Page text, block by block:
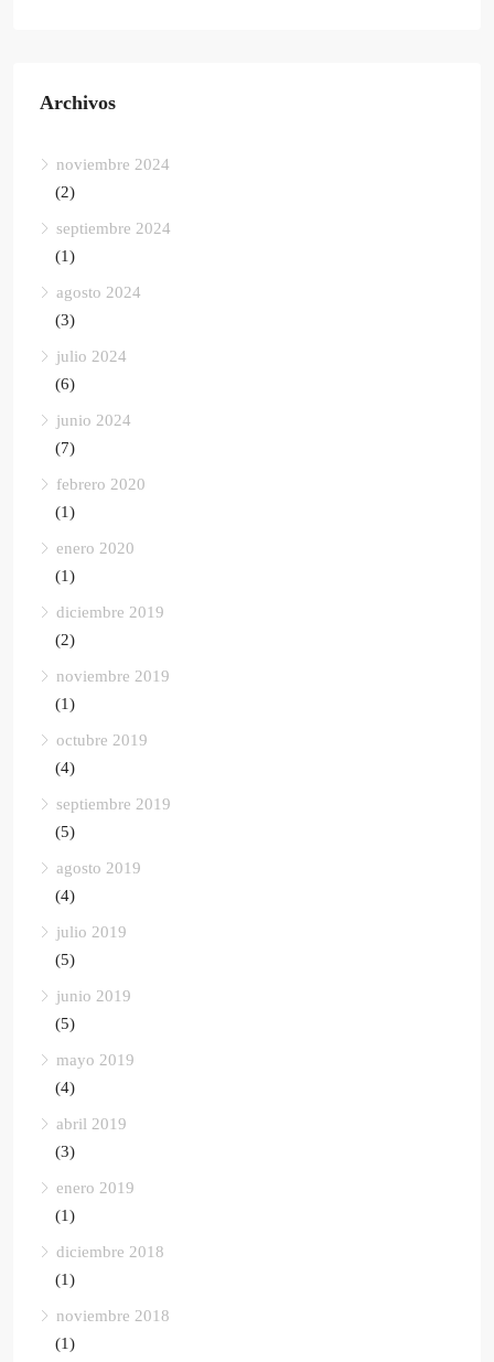
Archivos
noviembre 2024
(2)
septiembre 2024
(1)
agosto 2024
(3)
julio 2024
(6)
junio 2024
(7)
febrero 2020
(1)
enero 2020
(1)
diciembre 2019
(2)
noviembre 2019
(1)
octubre 2019
(4)
septiembre 2019
(5)
agosto 2019
(4)
julio 2019
(5)
junio 2019
(5)
mayo 2019
(4)
abril 2019
(3)
enero 2019
(1)
diciembre 2018
(1)
noviembre 2018
(1)